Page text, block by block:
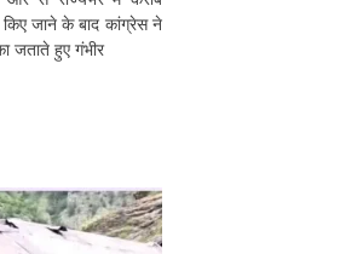
जाने के बाद कांग्रेस ने
जताते हुए गंभीर